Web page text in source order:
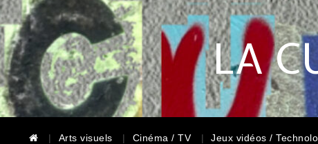
LA
Arts visuels Cinéma / TV Jeux vidéos /